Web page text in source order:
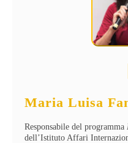
Maria Luisa
Responsabile del programma
dell’Istituto Affari